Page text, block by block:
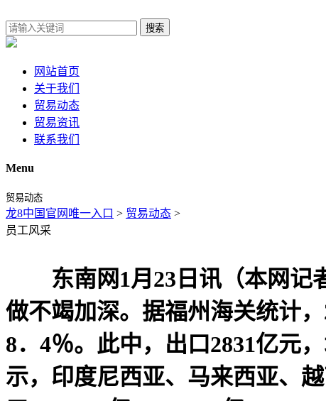
搜索
网站首页
关于我们
贸易动态
贸易资讯
联系我们
Menu
贸易动态
龙8中国官网唯一入口 > 贸易动态 >
员工风采
东南网1月23日讯（本网记
做不竭加深。据福州海关统计
8．4％。此中，出口2831亿元
示，印度尼西亚、马来西亚、